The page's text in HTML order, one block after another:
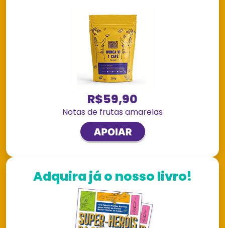
R$59,90
Notas de frutas amarelas
Adquira já o nosso livro!